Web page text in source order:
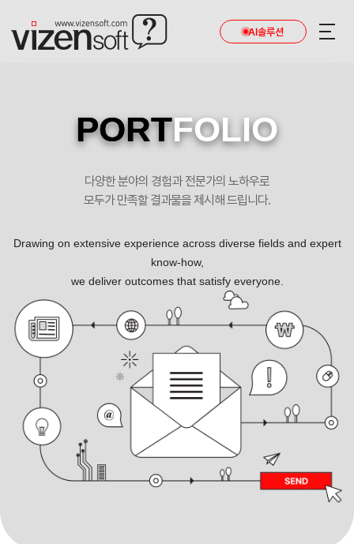
AI솔루션
납기는 생명이고, 품질은 회사의 양심 진영프로토 포트폴리오
PORTFOLIO
다양한 분야의 경험과 전문가의 노하우로
모두가 만족할 결과물을 제시해 드립니다.
Drawing on extensive experience across diverse fields and expert
know-how,
we deliver outcomes that satisfy everyone.